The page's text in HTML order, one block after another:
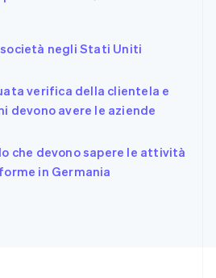
negli Stati Uniti
verifica della clientela e
devono avere le aziende
che devono sapere le attività
in Germania